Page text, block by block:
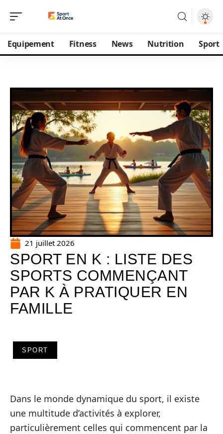
Equipement Fitness News Nutrition Sport
21 juillet 2026
SPORT EN K : LISTE DES
SPORTS COMMENÇANT
PAR K À PRATIQUER EN
FAMILLE
SPORT
Dans le monde dynamique du sport, il existe
une multitude d’activités à explorer,
particulièrement celles qui commencent par la